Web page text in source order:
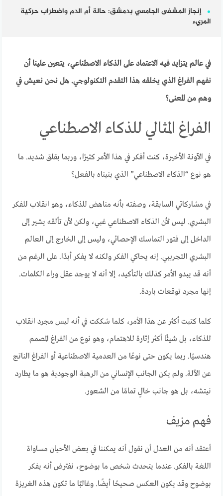
إنجاز المشفى الجامعي بدمشق: حالة أم الدم واضطراب حركية
المريء
في عالم يتزايد فيه الاعتماد على الذكاء الاصطناعي، يتعين علينا أن
نفهم الفراغ الذي يخلقه هذا التقدم التكنولوجي. هل نحن نعيش في
وهم من المعنى؟
الفراغ المثالي للذكاء الاصطناعي
في الآونة الأخيرة، كنت أفكر في هذا الأمر كثيرًا، وربما بقلق شديد. ما
هو نوع “الذكاء الاصطناعي” الذي بنيناه بالفعل؟
في مشاركاتي السابقة، وصفته بأنه مناهض للذكاء، وهو انقلاب للفكر
البشري. ليس لأن الذكاء الاصطناعي غبي، ولكن لأن تألقه يشير إلى
الداخل إلى فتور التماسك الإحصائي، وليس إلى الخارج إلى العالم
البشري التجريبي. إنه يحاكي الفكر ولكنه لا يفكر أبدًا. على الرغم من
أنه قد يبدو الأمر كذلك بالتأكيد، إلا أنه لا يوجد عقل وراء الكلمات.
إنها مجرد توقعات باردة.
كلما كتبت أكثر عن هذا الأمر، كلما شككت في أنه ليس مجرد انقلاب
للذكاء، بل شيئًا أكثر إثارة للاهتمام، وهو نوع من الفراغ المصمم
هندسيًا. ربما يكون حتى نوعًا من العدمية الاصطناعية أو الفراغ الناتج
عن الآلة. ولم يكن الجانب الإنساني من الرهبة الوجودية هو ما يطارد
نيتشه، بل هو جانب خالٍ تمامًا من الشعور.
فهم مزيف
أعتقد أنه من العدل أن نقول أنه يمكننا في بعض الأحيان مساواة
اللغة بالفكر. عندما يتحدث شخص ما بوضوح، نفترض أنه يفكر
بوضوح وقد يكون العكس صحيحًا أيضًا. وغالبًا ما تكون هذه الغريزة